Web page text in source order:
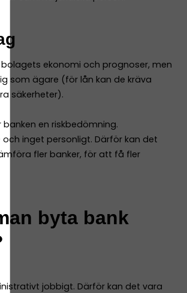
ekonomi och prognoser, men
som ägare (för lån kan de kräva
säkerheter).
en riskbedömning.
inget personligt. Därför kan det
fler banker, för att få fler
byta bank
jobbigt. Därför kan det vara